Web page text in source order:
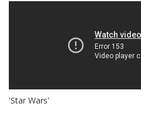
'Star Wars'